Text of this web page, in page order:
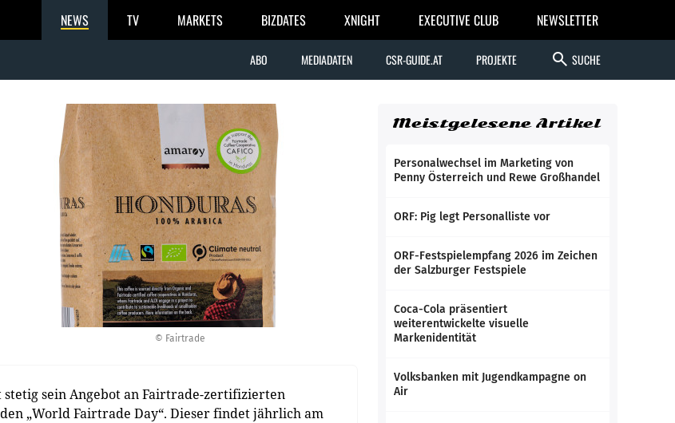
NEWS TV MARKETS BIZDATES XNIGHT EXECUTIVE CLUB NEWSLETTER
ABO MEDIADATEN CSR-GUIDE.AT PROJEKTE search SUCHE
© Fairtrade
sein Angebot an Fairtrade-zertifizierten
„World Fairtrade Day“. Dieser findet jährlich am
Meistgelesene Artikel
Personalwechsel im Marketing von
Penny Österreich und Rewe Großhandel
ORF: Pig legt Personalliste vor
ORF-Festspielempfang 2026 im Zeichen
der Salzburger Festspiele
Coca-Cola präsentiert
weiterentwickelte visuelle
Markenidentität
Volksbanken mit Jugendkampagne on
Air